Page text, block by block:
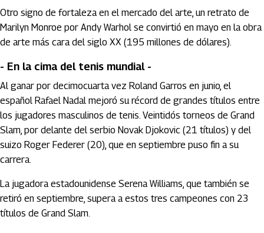
Otro signo de fortaleza en el mercado del arte, un retrato de
Marilyn Monroe por Andy Warhol se convirtió en mayo en la obra
de arte más cara del siglo XX (195 millones de dólares).
- En la cima del tenis mundial -
Al ganar por decimocuarta vez Roland Garros en junio, el
español Rafael Nadal mejoró su récord de grandes títulos entre
los jugadores masculinos de tenis. Veintidós torneos de Grand
Slam, por delante del serbio Novak Djokovic (21 títulos) y del
suizo Roger Federer (20), que en septiembre puso fin a su
carrera.
La jugadora estadounidense Serena Williams, que también se
retiró en septiembre, supera a estos tres campeones con 23
títulos de Grand Slam.